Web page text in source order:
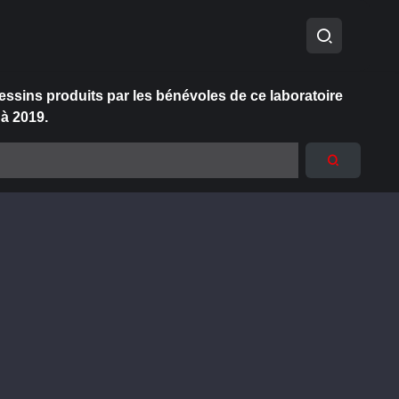
produits par les bénévoles de ce laboratoire
2019.